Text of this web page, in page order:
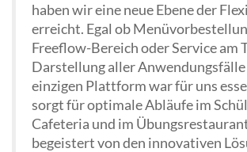
haben wir eine neue Ebene der
erreicht. Egal ob
Freeflow-Bereich oder Service am
Darstellung aller
einzigen Plattform war für uns
sorgt für optimale Abläufe im
Cafeteria und im
begeistert von den innovativen